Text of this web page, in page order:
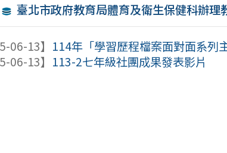
臺北市政府教育局體育及衛生保健科辦理
06-13】 114年「學習歷程檔案面對面系列
06-13】 113-2七年級社團成果發表影片